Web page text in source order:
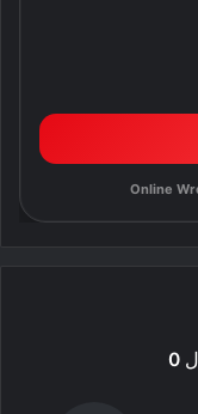
Online
0